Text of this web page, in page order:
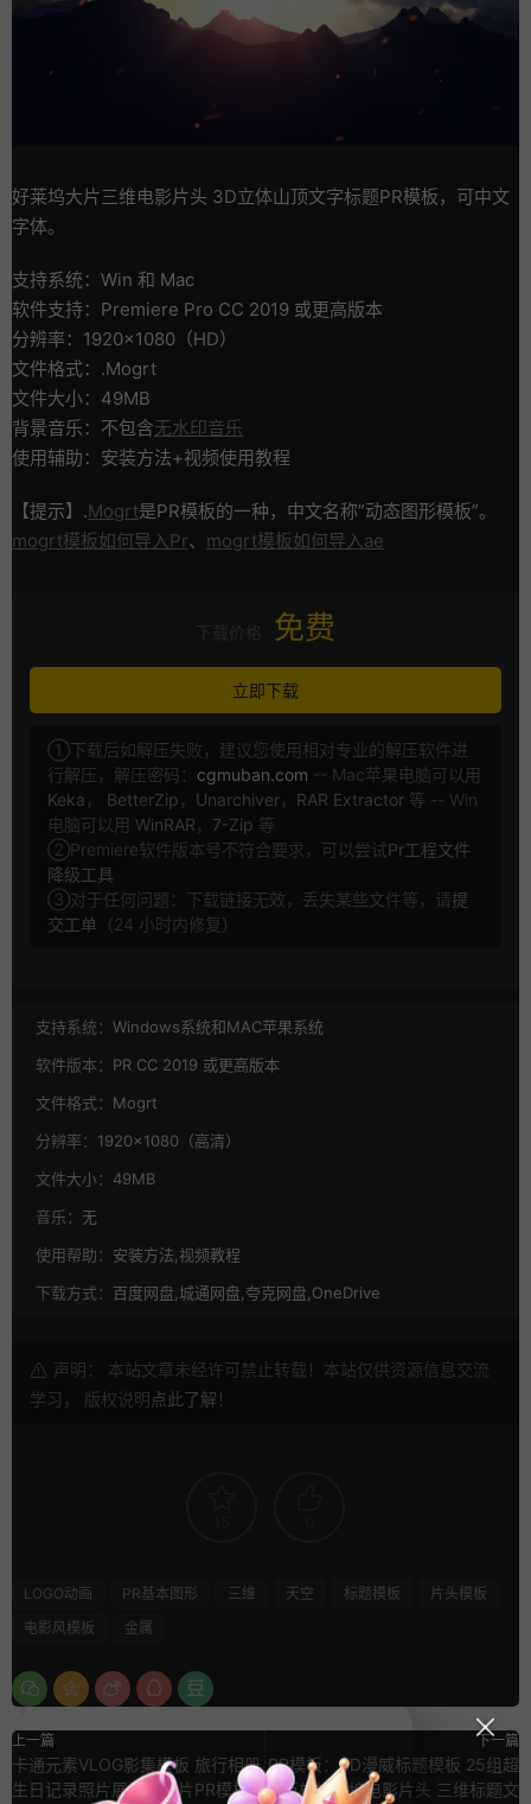
好莱坞大片三维电影片头 3D立体山顶文字标题PR模板，可中文
字体。
支持系统：Win 和 Mac
软件支持：Premiere Pro CC 2019 或更高版本
分辨率：1920×1080（HD）
文件格式：.Mogrt
文件大小：49MB
背景音乐：不包含无水印音乐
使用辅助：安装方法+视频使用教程
【提示】.Mogrt是PR模板的一种，中文名称”动态图形模板”。
mogrt模板如何导入Pr、 mogrt模板如何导入ae
免费
立即下载
①下载后如解压失败，建议您使用相对专业的解压软件进
行解压，解压密码： cgmuban.com -- Mac苹果电脑可以用
Keka ， BetterZip ， Unarchiver， RAR Extractor 等 -- Win
电脑可以用 WinRAR ， 7-Zip 等
②Premiere软件版本号不符合要求，可以尝试Pr工程文件
降级工具
③对于任何问题：下载链接无效，丢失某些文件等，请提
交工单 （24 小时内修复）
支持系统： Windows系统和MAC苹果系统
软件版本： PR CC 2019 或更高版本
文件格式： Mogrt
分辨率： 1920×1080（高清）
文件大小： 49MB
音乐： 无
使用帮助： 安装方法,视频教程
下载方式： 百度网盘,城通网盘,夸克网盘,OneDrive
声明： 本站文章未经许可禁止转载！本站仅供资源信息交流
学习， 版权说明点此了解 ！
LOGO动画 PR基本图形 三维 天空 标题模板
片头模板
电影风模板
金属
上一篇
卡通元素VLOG影集模板 旅行相册
生日记录照片展示幻灯片PR模板
下一篇
PR模板：3D漫威标题模板 25组超
级英雄好莱坞电影片头 三维标题文